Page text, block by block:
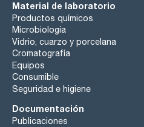
Material de laboratorio
Productos químicos
Microbiología
Vidrio, cuarzo y porcelana
Cromatografía
Equipos
Consumible
Seguridad e higiene
Documentación
Publicaciones